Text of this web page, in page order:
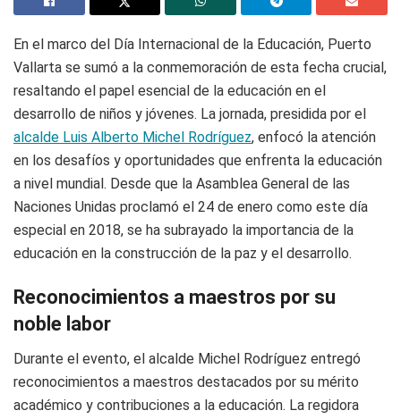
En el marco del Día Internacional de la Educación, Puerto
Vallarta se sumó a la conmemoración de esta fecha crucial,
resaltando el papel esencial de la educación en el
desarrollo de niños y jóvenes. La jornada, presidida por el
alcalde Luis Alberto Michel Rodríguez, enfocó la atención
en los desafíos y oportunidades que enfrenta la educación
a nivel mundial. Desde que la Asamblea General de las
Naciones Unidas proclamó el 24 de enero como este día
especial en 2018, se ha subrayado la importancia de la
educación en la construcción de la paz y el desarrollo.
Reconocimientos a maestros por su
noble labor
Durante el evento, el alcalde Michel Rodríguez entregó
reconocimientos a maestros destacados por su mérito
académico y contribuciones a la educación. La regidora